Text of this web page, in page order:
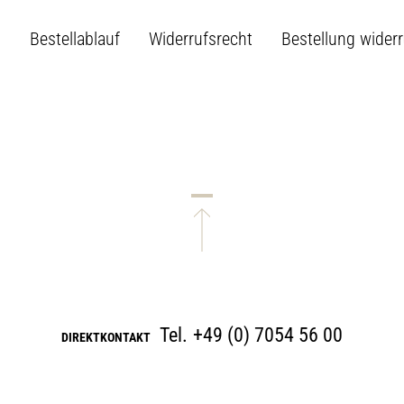
Bestellablauf Widerrufsrecht Bestellung
DIREKTKONTAKT Tel. +49 (0) 7054 56 00